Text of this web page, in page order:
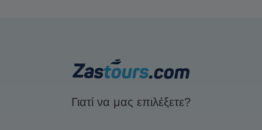
Γιατί να μας επιλέξετε?